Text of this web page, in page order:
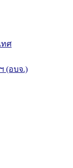
ทศ
(อบจ.)